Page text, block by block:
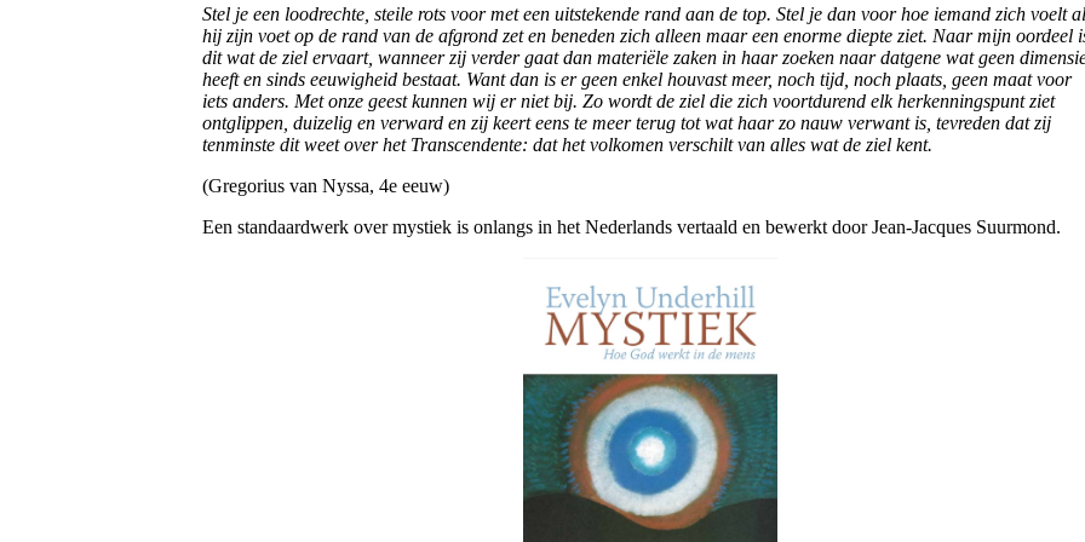
Stel je een loodrechte, steile rots voor met een uitstekende rand aan de top. Stel je dan voor hoe iemand zich voelt
hij zijn voet op de rand van de afgrond zet en beneden zich alleen maar een enorme diepte ziet. Naar mijn oordeel
dit wat de ziel ervaart, wanneer zij verder gaat dan materiële zaken in haar zoeken naar datgene wat geen
heeft en sinds eeuwigheid bestaat. Want dan is er geen enkel houvast meer, noch tijd, noch plaats, geen maat voor
iets anders. Met onze geest kunnen wij er niet bij. Zo wordt de ziel die zich voortdurend elk herkenningspunt ziet
ontglippen, duizelig en verward en zij keert eens te meer terug tot wat haar zo nauw verwant is, tevreden dat zij
tenminste dit weet over het Transcendente: dat het volkomen verschilt van alles wat de ziel kent.
(Gregorius van Nyssa, 4e eeuw)
Een standaardwerk over mystiek is onlangs in het Nederlands vertaald en bewerkt door Jean-Jacques Suurmond.